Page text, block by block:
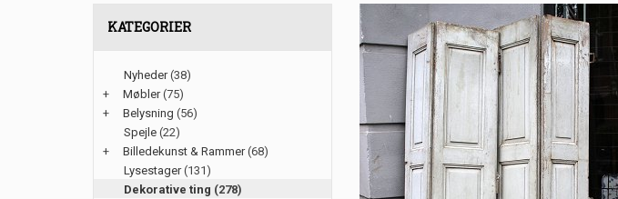
KATEGORIER
Nyheder(38)
+
Møbler(75)
+
Belysning (56)
Spejle (22)
+
Billedekunst & Rammer(68)
Lysestager(131)
Dekorative ting (278)